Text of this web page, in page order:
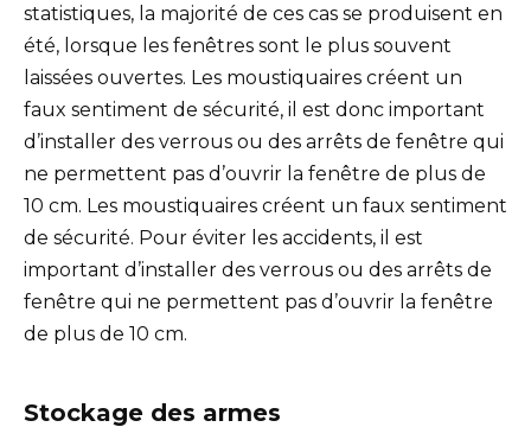
statistiques, la majorité de ces cas se produisent en
été, lorsque les fenêtres sont le plus souvent
laissées ouvertes. Les moustiquaires créent un
faux sentiment de sécurité, il est donc important
d’installer des verrous ou des arrêts de fenêtre qui
ne permettent pas d’ouvrir la fenêtre de plus de
10 cm. Les moustiquaires créent un faux sentiment
de sécurité. Pour éviter les accidents, il est
important d’installer des verrous ou des arrêts de
fenêtre qui ne permettent pas d’ouvrir la fenêtre
de plus de 10 cm.
Stockage des armes